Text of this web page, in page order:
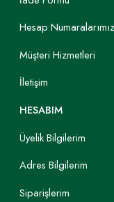
Hesap Numaralarımız
Müşteri Hizmetleri
İletişim
HESABIM
Üyelik Bilgilerim
Adres Bilgilerim
Siparişlerim